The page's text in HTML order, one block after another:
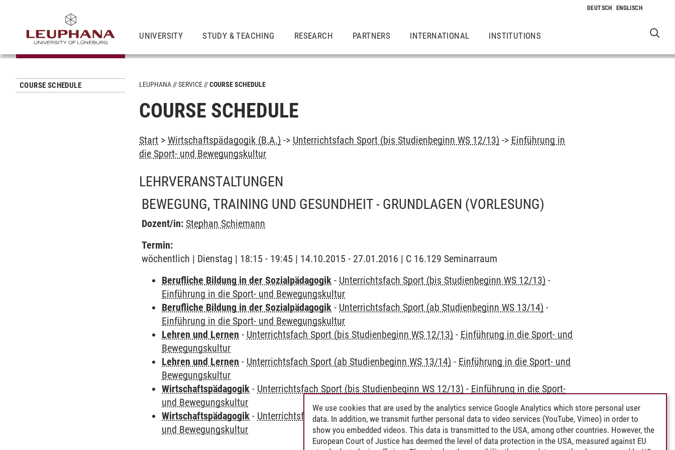
UNIVERSITY STUDY & TEACHING RESEARCH PARTNERS INTERNATIONAL INSTITUTIONS
COURSE SCHEDULE LEUPHANA SERVICE COURSE SCHEDULE
COURSE SCHEDULE
Start >Wirtschaftspädagogik (B.A.) -> Unterrichtsfach Sport (bis Studienbeginn WS 12/13) -> Einführung in
die Sport- und Bewegungskultur
LEHRVERANSTALTUNGEN
BEWEGUNG, TRAINING UND GESUNDHEIT - GRUNDLAGEN (VORLESUNG)
Dozent/in: Stephan Schiemann
Termin:
wöchentlich | Dienstag | 18:15 - 19:45 | 14.10.2015 - 27.01.2016 | C 16.129 Seminarraum
Berufliche Bildung in der Sozialpädagogik - Unterrichtsfach Sport (bis Studienbeginn WS 12/13) -
Einführung in die Sport- und Bewegungskultur
Berufliche Bildung in der Sozialpädagogik - Unterrichtsfach Sport (ab Studienbeginn WS 13/14) -
Einführung in die Sport- und Bewegungskultur
Lehren und Lernen - Unterrichtsfach Sport (bis Studienbeginn WS 12/13) - Einführung in die Sport- und
Bewegungskultur
Lehren und Lernen - Unterrichtsfach Sport (ab Studienbeginn WS 13/14) - Einführung in die Sport- und
Bewegungskultur
Wirtschaftspädagogik - Unterrichtsfach Sport (bis Studienbeginn WS 12/13) - Einführung in die Sport-
und Bewegungskultur
Wirtschaftspädagogik - Unterrichtsfach Sport (ab Studienbeginn WS 13/14)-Einführung in die Sport-
und Bewegungskultur
We use cookies that are used by the analytics service Google Analytics which store personal user
data. In addition, we transmit further personal data to video services (YouTube, Vimeo) in order to
show you embedded videos. This data is transmitted to the USA, among other countries. However, the
European Court of Justice has deemed the level of data protection in the USA, measured against EU